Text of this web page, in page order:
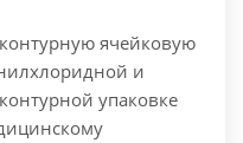
ячейковую
и
упаковке